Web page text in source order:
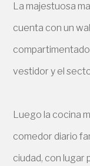
La majestuosa
cuenta con un
vestidor y el
Luego la cocina
comedor diario
ciudad, con lugar